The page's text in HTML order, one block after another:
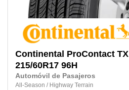
Continental ProContact TX
215/60R17 96H
Automóvil de Pasajeros
All-Season / Highway Terrain